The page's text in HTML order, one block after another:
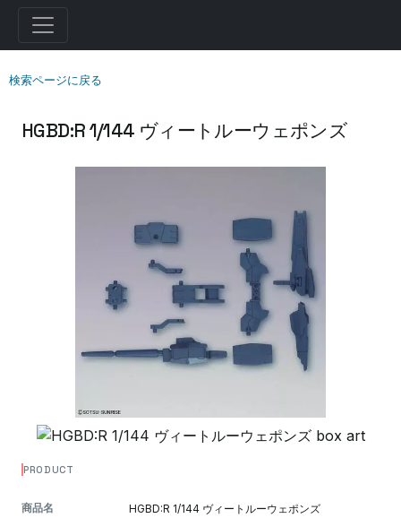
検索ページに戻る
HGBD:R 1/144 ヴィートルーウェポンズ
PRODUCT
商品名 HGBD:R 1/144 ヴィートルーウェポンズ